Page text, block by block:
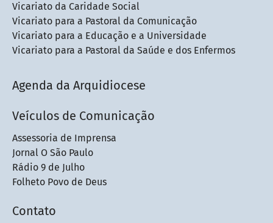
Vicariato da Caridade Social
Vicariato para a Pastoral da Comunicação
Vicariato para a Educação e a Universidade
Vicariato para a Pastoral da Saúde e dos Enfermos
Agenda da Arquidiocese
Veículos de Comunicação
Assessoria de Imprensa
Jornal O São Paulo
Rádio 9 de Julho
Folheto Povo de Deus
Contato